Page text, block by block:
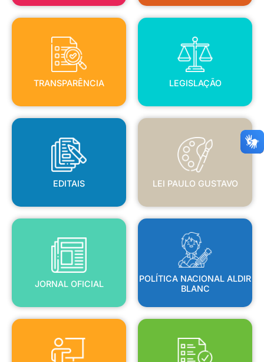
TRANSPARÊNCIA
TRANSPARÊNCIA
LEGISLAÇÃO
LEGISLAÇÃO
EDITAIS
EDITAIS
LEI PAULO GUSTAVO
LEI PAULO GUSTAVO
JORNAL OFICIAL
JORNAL OFICIAL
POLÍTICA NACIONAL ALDIR
BLANC
POLÍTICA NACIONAL ALDIR
BLANC
OFICINAS EDITAIS DE FOMENTO